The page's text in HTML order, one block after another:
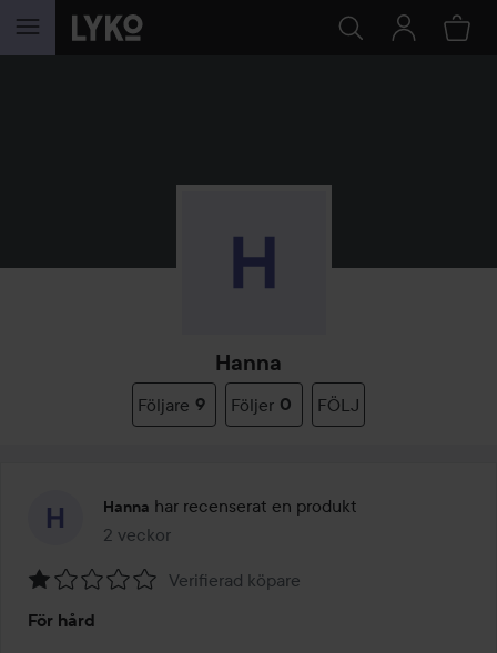
HOPPA TILL INNEHÅLLET
Hanna
Följare 9 Följer 0 FÖLJ
Hanna har recenserat en produkt
2 veckor
Inlägget skapades 2 veckor
1
Verifierad köpare
För hård